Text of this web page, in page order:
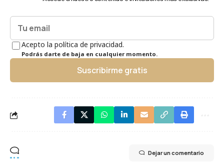
Acepto la política de privacidad.
Podrás darte de baja en cualquier momento.
Suscribirme gratis
Dejar un comentario